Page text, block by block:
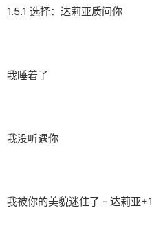
1.5.1 选择：达莉亚质问你
我睡着了
我没听遇你
我被你的美貌迷住了 - 达莉亚+1